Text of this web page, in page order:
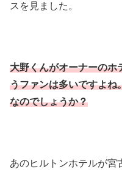
スを見ました。
大野くんがオーナーのホ
うファンは多いですよね
なのでしょうか？
あのヒルトンホテルが宮